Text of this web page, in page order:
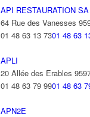
API RESTAURATION SA
64 Rue des Vanesses
01 48 63 13 7301 48 63
APLI
20 Allée des Erables
01 48 63 79 9901 48 63
APN2E